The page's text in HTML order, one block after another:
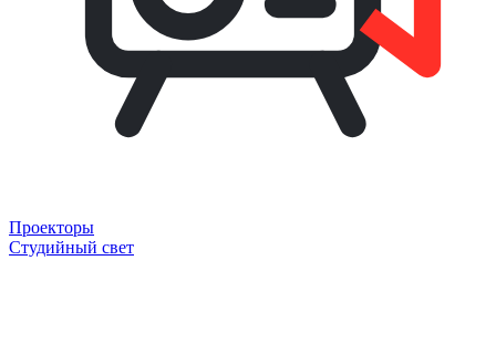
Проекторы
Студийный свет